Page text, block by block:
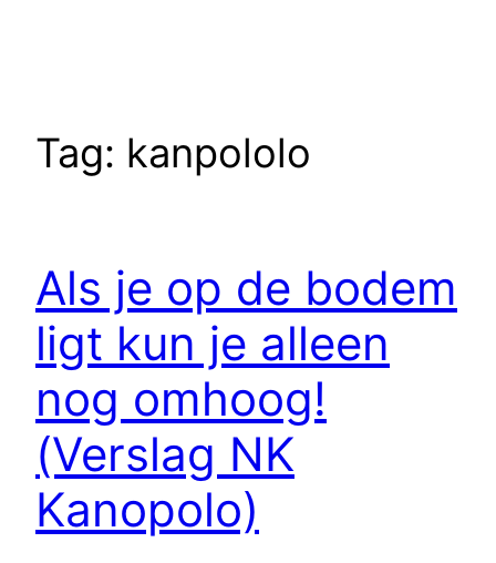
Tag: kanpololo
Als je op de bodem
ligt kun je alleen
nog omhoog!
(Verslag NK
Kanopolo)